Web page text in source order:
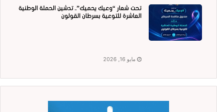
تحت شعار “وعيك يحميك”.. تدشين الحملة الوطنية
العاشرة للتوعية بسرطان القولون
مايو 16, 2026